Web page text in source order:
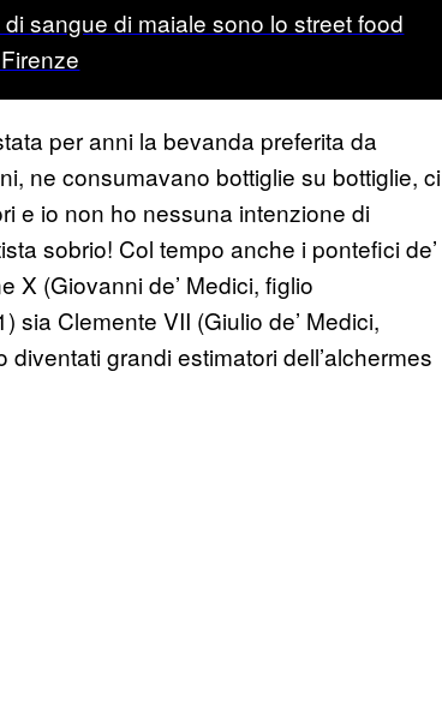
sangue di maiale sono lo street food
per anni la bevanda preferita da
ne consumavano bottiglie su bottiglie, ci
e io non ho nessuna intenzione di
sobrio! Col tempo anche i pontefici de’
X (Giovanni de’ Medici, figlio
Clemente VII (Giulio de’ Medici,
grandi estimatori dell’alchermes